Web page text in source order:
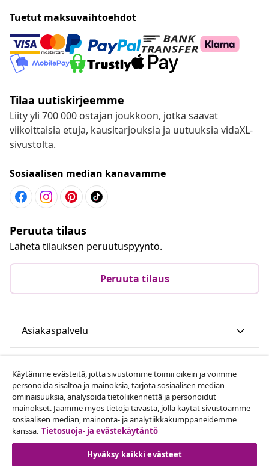
Tuetut maksuvaihtoehdot
Tilaa uutiskirjeemme
Liity yli 700 000 ostajan joukkoon, jotka saavat
viikoittaisia etuja, kausitarjouksia ja uutuuksia vidaXL-
sivustolta.
Sosiaalisen median kanavamme
Peruuta tilaus
Lähetä tilauksen peruutuspyyntö.
Peruuta tilaus
Asiakaspalvelu
vidaXL
Löydä lisää
Käytämme evästeitä, jotta sivustomme toimii oikein ja voimme
personoida sisältöä ja mainoksia, tarjota sosiaalisen median
ominaisuuksia, analysoida tietoliikennettä ja personoidut
mainokset. Jaamme myös tietoja tavasta, jolla käytät sivustoamme
sosiaalisen median, mainonta- ja analytiikkakumppaneidemme
kanssa. Tietosuoja- ja evästekäytäntö
Hyväksy kaikki evästeet